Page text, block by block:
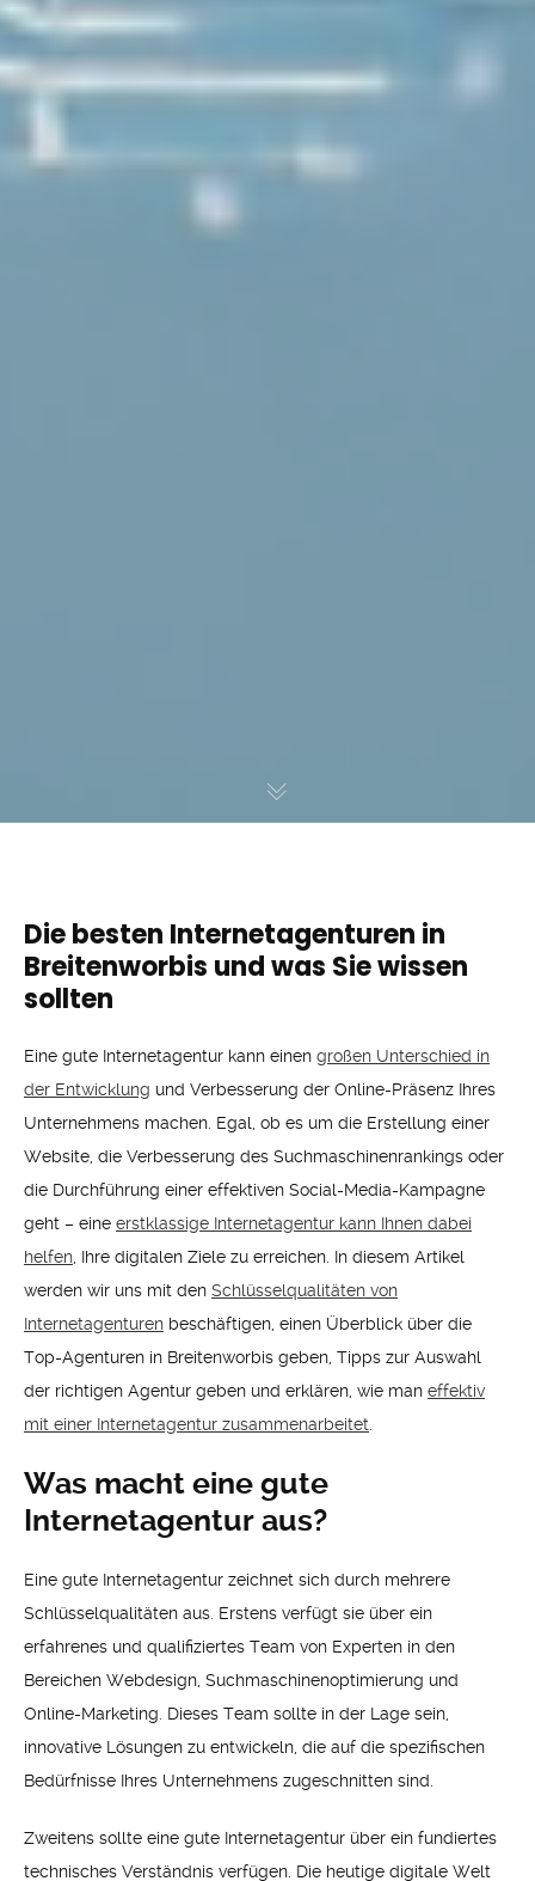
Die besten Internetagenturen in
Breitenworbis und was Sie wissen
sollten
Eine gute Internetagentur kann einen großen Unterschied in
der Entwicklung und Verbesserung der Online-Präsenz Ihres
Unternehmens machen. Egal, ob es um die Erstellung einer
Website, die Verbesserung des Suchmaschinenrankings oder
die Durchführung einer effektiven Social-Media-Kampagne
geht – eine erstklassige Internetagentur kann Ihnen dabei
helfen , Ihre digitalen Ziele zu erreichen. In diesem Artikel
werden wir uns mit den Schlüsselqualitäten von
Internetagenturen beschäftigen, einen Überblick über die
Top-Agenturen in Breitenworbis geben, Tipps zur Auswahl
der richtigen Agentur geben und erklären, wie man effektiv
mit einer Internetagentur zusammenarbeitet
Was macht eine gute
Internetagentur aus?
Eine gute Internetagentur zeichnet sich durch mehrere
Schlüsselqualitäten aus. Erstens verfügt sie über ein
erfahrenes und qualifiziertes Team von Experten in den
Bereichen Webdesign, Suchmaschinenoptimierung und
Online-Marketing. Dieses Team sollte in der Lage sein,
innovative Lösungen zu entwickeln, die auf die spezifischen
Bedürfnisse Ihres Unternehmens zugeschnitten sind.
Zweitens sollte eine gute Internetagentur über ein fundiertes
technisches Verständnis verfügen. Die heutige digitale Welt